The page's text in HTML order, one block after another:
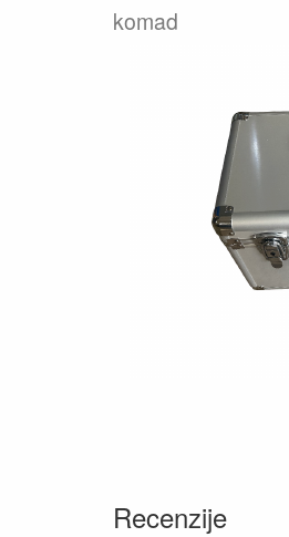
komad
Recenzije